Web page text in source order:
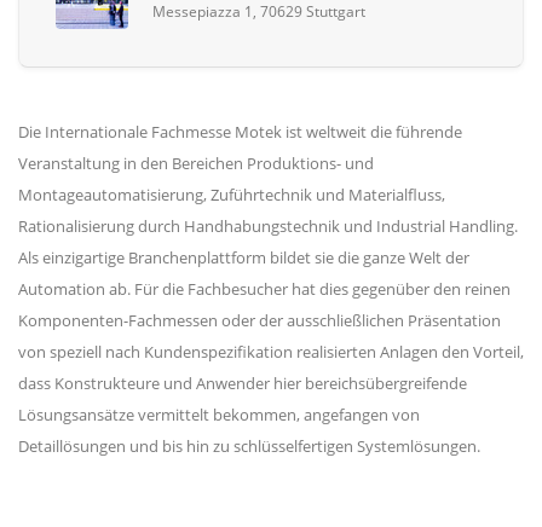
Messepiazza 1, 70629 Stuttgart
Die Internationale Fachmesse Motek ist weltweit die führende
Veranstaltung in den Bereichen Produktions- und
Montageautomatisierung, Zuführtechnik und Materialfluss,
Rationalisierung durch Handhabungstechnik und Industrial Handling.
Als einzigartige Branchenplattform bildet sie die ganze Welt der
Automation ab. Für die Fachbesucher hat dies gegenüber den reinen
Komponenten-Fachmessen oder der ausschließlichen Präsentation
von speziell nach Kundenspezifikation realisierten Anlagen den Vorteil,
dass Konstrukteure und Anwender hier bereichsübergreifende
Lösungsansätze vermittelt bekommen, angefangen von
Detaillösungen und bis hin zu schlüsselfertigen Systemlösungen.